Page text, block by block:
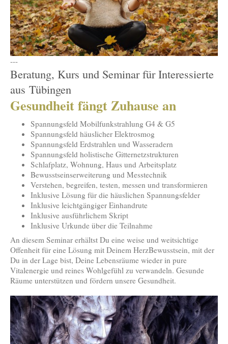
---
Beratung, Kurs und Seminar für Interessierte
aus Tübingen
Gesundheit fängt Zuhause an
Spannungsfeld Mobilfunkstrahlung G4 & G5
Spannungsfeld häuslicher Elektrosmog
Spannungsfeld Erdstrahlen und Wasseradern
Spannungsfeld holistische Gitternetzstrukturen
Schlafplatz, Wohnung, Haus und Arbeitsplatz
Bewusstseinserweiterung und Messtechnik
Verstehen, begreifen, testen, messen und transformieren
Inklusive Lösung für die häuslichen Spannungsfelder
Inklusive leichtgängiger Einhandrute
Inklusive ausführlichem Skript
Inklusive Urkunde über die Teilnahme
An diesem Seminar erhältst Du eine weise und weitsichtige
Offenheit für eine Lösung mit Deinem HerzBewusstsein, mit der
Du in der Lage bist, Deine Lebensräume wieder in pure
Vitalenergie und reines Wohlgefühl zu verwandeln. Gesunde
Räume unterstützen und fördern unsere Gesundheit.